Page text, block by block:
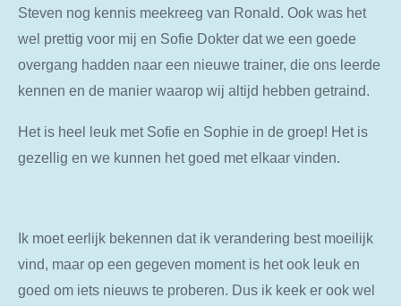
Steven nog kennis meekreeg van Ronald. Ook was het
wel prettig voor mij en Sofie Dokter dat we een goede
overgang hadden naar een nieuwe trainer, die ons leerde
kennen en de manier waarop wij altijd hebben getraind.
Het is heel leuk met Sofie en Sophie in de groep! Het is
gezellig en we kunnen het goed met elkaar vinden.
Ik moet eerlijk bekennen dat ik verandering best moeilijk
vind, maar op een gegeven moment is het ook leuk en
goed om iets nieuws te proberen. Dus ik keek er ook wel